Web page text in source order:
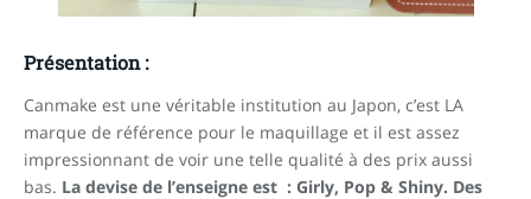
Présentation :
Canmake est une véritable institution au Japon, c’est LA
marque de référence pour le maquillage et il est assez
impressionnant de voir une telle qualité à des prix aussi
bas. La devise de l’enseigne est : Girly, Pop & Shiny. Des